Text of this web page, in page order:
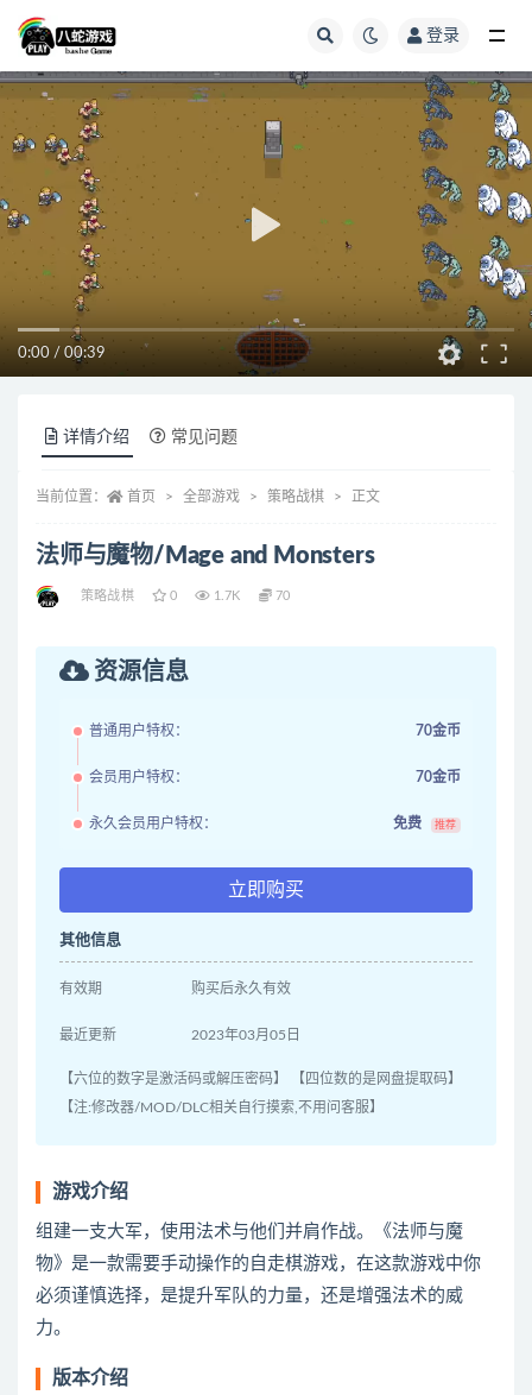
登录
0:00 / 00:39
详情介绍 常见问题
当前位置： 首页 全部游戏 策略战棋 正文
法师与魔物/Mage and Monsters
策略战棋 0 1.7K 70
资源信息
普通用户特权： 70金币
会员用户特权： 70金币
永久会员用户特权： 免费 推荐
立即购买
其他信息
有效期 购买后永久有效
最近更新 2023年03月05日
【六位的数字是激活码或解压密码】 【四位数的是网盘提取码】
【注:修改器/MOD/DLC相关自行摸索,不用问客服】
游戏介绍
组建一支大军，使用法术与他们并肩作战。《法师与魔
物》是一款需要手动操作的自走棋游戏，在这款游戏中你
必须谨慎选择，是提升军队的力量，还是增强法术的威
力。
版本介绍